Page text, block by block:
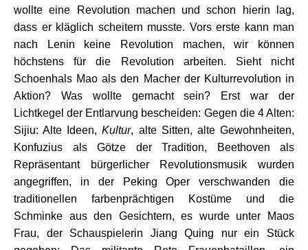
wollte eine Revolution machen und schon hierin lag,
dass er kläglich scheitern musste. Vors erste kann man
nach Lenin keine Revolution machen, wir können
höchstens für die Revolution arbeiten. Sieht nicht
Schoenhals Mao als den Macher der Kulturrevolution in
Aktion? Was wollte gemacht sein? Erst war der
Lichtkegel der Entlarvung bescheiden: Gegen die 4 Alten:
Sijiu: Alte Ideen,Kultur, alte Sitten, alte Gewohnheiten,
Konfuzius als Götze der Tradition, Beethoven als
Repräsentant bürgerlicher Revolutionsmusik wurden
angegriffen, in der Peking Oper verschwanden die
traditionellen farbenprächtigen Kostüme und die
Schminke aus den Gesichtern, es wurde unter Maos
Frau, der Schauspielerin Jiang Quing nur ein Stück